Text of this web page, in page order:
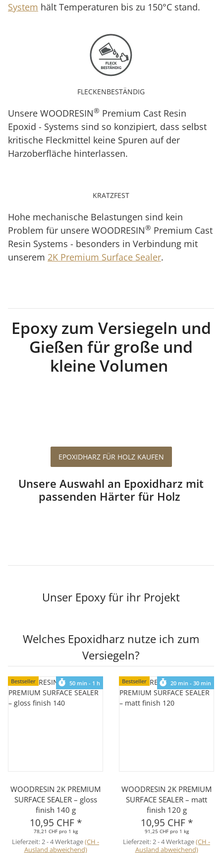
System hält Temperaturen bis zu 150°C stand.
FLECKENBESTÄNDIG
Unsere WOODRESIN® Premium Cast Resin
Epoxid - Systems sind so konzipiert, dass selbst
kritische Fleckmittel keine Spuren auf der
Harzoberfläche hinterlassen.
KRATZFEST
Hohe mechanische Belastungen sind kein
Problem für unsere WOODRESIN® Premium Cast
Resin Systems - besonders in Verbindung mit
unserem 2K Premium Surface Sealer.
Epoxy zum Versiegeln und
Gießen für große und
kleine Volumen
EPOXIDHARZ FÜR HOLZ KAUFEN
Unsere Auswahl an Epoxidharz mit
passenden Härter für Holz
Unser Epoxy für ihr Projekt
Welches Epoxidharz nutze ich zum
Versiegeln?
Bestseller 50 min - 1 h
WOODRESIN 2K PREMIUM
SURFACE SEALER – gloss
finish 140 g
10,95 CHF *
78,21 CHF pro 1 kg
Lieferzeit:2 - 4 Werktage(CH -
Ausland abweichend)
Bestseller 20 min - 30 min
WOODRESIN 2K PREMIUM
SURFACE SEALER – matt
finish 120 g
10,95 CHF *
91,25 CHF pro 1 kg
Lieferzeit:2 - 4 Werktage(CH -
Ausland abweichend)